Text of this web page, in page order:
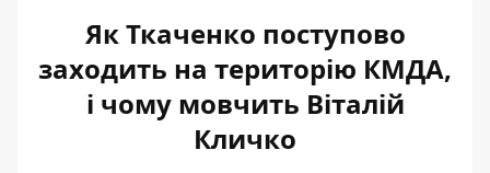
Як Ткаченко поступово
заходить на територію КМДА,
і чому мовчить Віталій
Кличко